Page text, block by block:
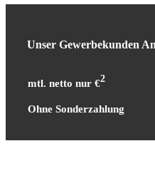
Unser Gewerbekunden
mtl. netto nur €2
Ohne Sonderzahlung